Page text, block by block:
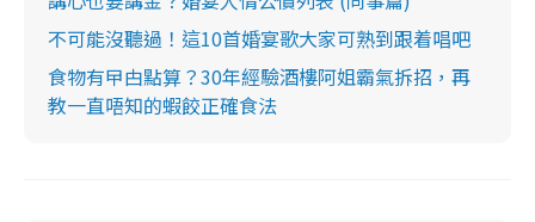
不可能沒聽過！這10首婚宴歌大家可熟到跟着唱吧
食物有曱甴點算？30年經驗酒樓阿姐霸氣拆招，再
教一直唔知的蝦餃正確食法